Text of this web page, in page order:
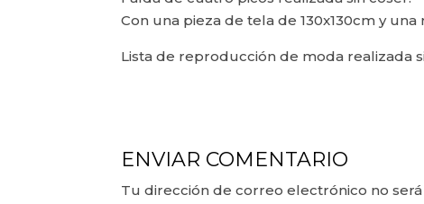
Con una pieza de tela de 130x130cm y
Lista de reproducción de moda realizada
ENVIAR COMENTARIO
Tu dirección de correo electrónico no